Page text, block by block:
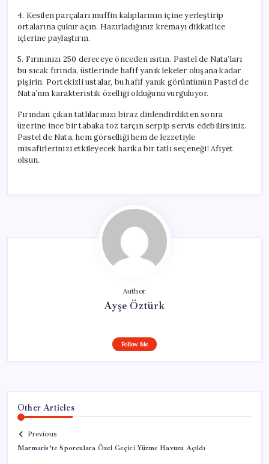
4. Kesilen parçaları muffin kalıplarının içine yerleştirip
ortalarına çukur açın. Hazırladığınız kremayı dikkatlice
içlerine paylaştırın.
5. Fırınınızı 250 dereceye önceden ısıtın. Pastel de Nata’ları
bu sıcak fırında, üstlerinde hafif yanık lekeler oluşana kadar
pişirin. Portekizli ustalar, bu hafif yanık görüntünün Pastel de
Nata’nın karakteristik özelliği olduğunu vurguluyor.
Fırından çıkan tatlılarınızı biraz dinlendirdikten sonra
üzerine ince bir tabaka toz tarçın serpip servis edebilirsiniz.
Pastel de Nata, hem görselliği hem de lezzetiyle
misafirlerinizi etkileyecek harika bir tatlı seçeneği! Afiyet
olsun.
Author
Ayşe Öztürk
Follow Me
Other Articles
Previous
Marmaris’te Sporculara Özel Geçici Yüzme Havuzu Açıldı